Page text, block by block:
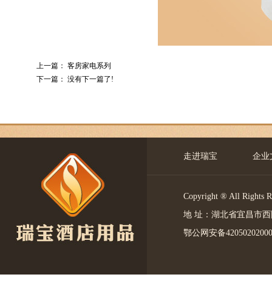
上一篇： 客房家电系列
下一篇： 没有下一篇了!
走进瑞宝 企业
Copyright ® All Rights
地 址：湖北省宜昌市西
鄂公网安备